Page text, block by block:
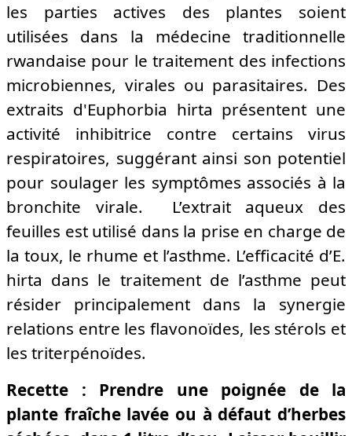
les parties actives des plantes soient
utilisées dans la médecine traditionnelle
rwandaise pour le traitement des infections
microbiennes, virales ou parasitaires. Des
extraits d'Euphorbia hirta présentent une
activité inhibitrice contre certains virus
respiratoires, suggérant ainsi son potentiel
pour soulager les symptômes associés à la
bronchite virale. L’extrait aqueux des
feuilles est utilisé dans la prise en charge de
la toux, le rhume et l’asthme. L’efficacité d’E.
hirta dans le traitement de l’asthme peut
résider principalement dans la synergie
relations entre les flavonoïdes, les stérols et
les triterpénoïdes.
Recette : Prendre une poignée de la
plante fraîche lavée ou à défaut d’herbes